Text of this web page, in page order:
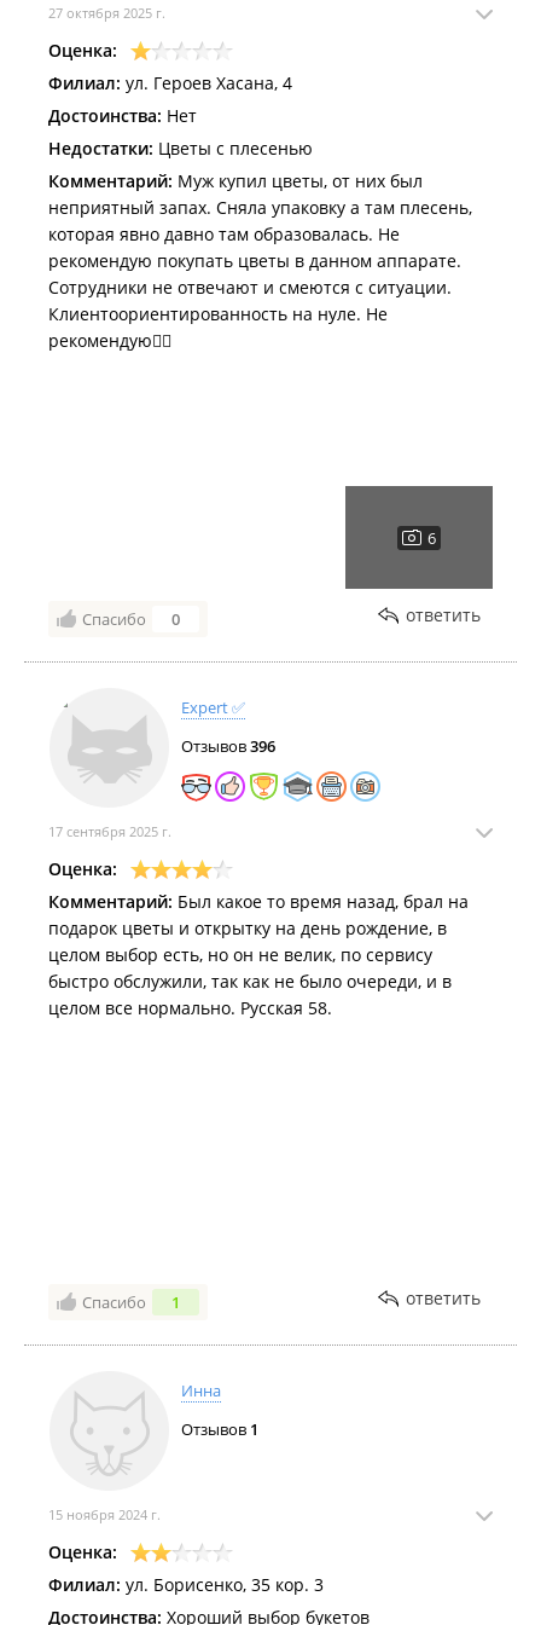
27 октября 2025 г.
Оценка:
Филиал: ул. Героев Хасана, 4
Достоинства: Нет
Недостатки: Цветы с плесенью
Комментарий: Муж купил цветы, от них был
неприятный запах. Сняла упаковку а там плесень,
которая явно давно там образовалась. Не
рекомендую покупать цветы в данном аппарате.
Сотрудники не отвечают и смеются с ситуации.
Клиентоориентированность на нуле. Не
рекомендую👎🏼
Спасибо 0 ответить
Expert ✅
Отзывов396
17 сентября 2025 г.
Оценка:
Комментарий: Был какое то время назад, брал на
подарок цветы и открытку на день рождение, в
целом выбор есть, но он не велик, по сервису
быстро обслужили, так как не было очереди, и в
целом все нормально. Русская 58.
Спасибо 1 ответить
Инна
Отзывов 1
15 ноября 2024 г.
Оценка:
Филиал: ул. Борисенко, 35 кор. 3
Достоинства: Хороший выбор букетов